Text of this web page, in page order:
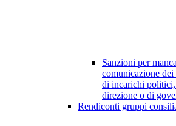
Sanzioni per
comunicazione
di incarichi
direzione o di
Rendiconti gruppi